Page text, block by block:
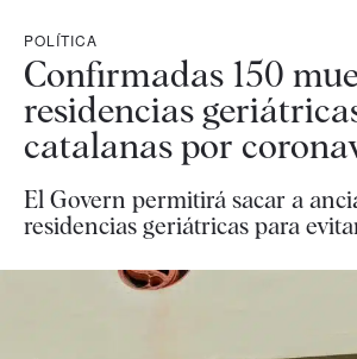
POLÍTICA
Confirmadas 150
residencias
catalanas por
El Govern permitirá sacar a
residencias geriátricas para